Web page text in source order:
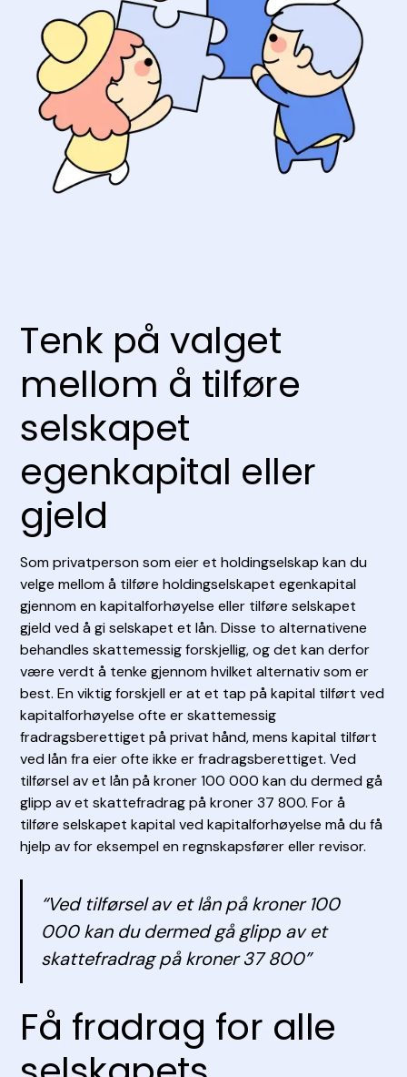
Tenk på valget
mellom å tilføre
selskapet
egenkapital eller
gjeld
Som privatperson som eier et holdingselskap kan du
velge mellom å tilføre holdingselskapet egenkapital
gjennom en kapitalforhøyelse eller tilføre selskapet
gjeld ved å gi selskapet et lån. Disse to alternativene
behandles skattemessig forskjellig, og det kan derfor
være verdt å tenke gjennom hvilket alternativ som er
best. En viktig forskjell er at et tap på kapital tilført ved
kapitalforhøyelse ofte er skattemessig
fradragsberettiget på privat hånd, mens kapital tilført
ved lån fra eier ofte ikke er fradragsberettiget. Ved
tilførsel av et lån på kroner 100 000 kan du dermed gå
glipp av et skattefradrag på kroner 37 800. For å
tilføre selskapet kapital ved kapitalforhøyelse må du få
hjelp av for eksempel en regnskapsfører eller revisor.
“Ved tilførsel av et lån på kroner 100
000 kan du dermed gå glipp av et
skattefradrag på kroner 37 800”
Få fradrag for alle